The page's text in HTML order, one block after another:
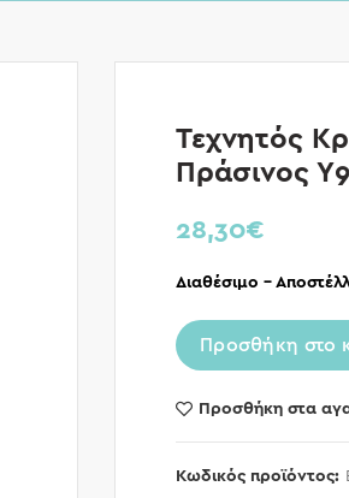
Τεχνητός
Πράσινος
28,30€
Διαθέσιμο –
Προσθήκη στο
Προσθήκη στα
Κωδικός προϊόντος: